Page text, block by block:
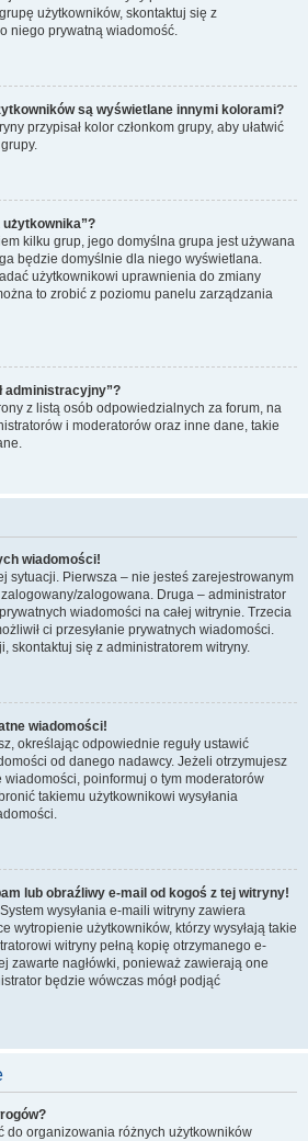
użytkowników, skontaktuj się z
niego prywatną wiadomość.
są wyświetlane innymi kolorami?
przypisał kolor członkom grupy, aby ułatwić
kilku grup, jego domyślna grupa jest używana
będzie domyślnie dla niego wyświetlana.
użytkownikowi uprawnienia do zmiany
to zrobić z poziomu panelu zarządzania
administracyjny”?
z listą osób odpowiedzialnych za forum, na
i moderatorów oraz inne dane, takie
wiadomości!
sytuacji. Pierwsza – nie jesteś zarejestrowanym
zalogowana. Druga – administrator
wiadomości na całej witrynie. Trzecia
ci przesyłanie prywatnych wiadomości.
skontaktuj się z administratorem witryny.
wiadomości!
określając odpowiednie reguły ustawić
od danego nadawcy. Jeżeli otrzymujesz
poinformuj o tym moderatorów
takiemu użytkownikowi wysyłania
lub obraźliwy e-mail od kogoś z tej witryny!
wysyłania e-maili witryny zawiera
wytropienie użytkowników, którzy wysyłają takie
witryny pełną kopię otrzymanego e-
zawarte nagłówki, ponieważ zawierają one
będzie wówczas mógł podjąć
do organizowania różnych użytkowników